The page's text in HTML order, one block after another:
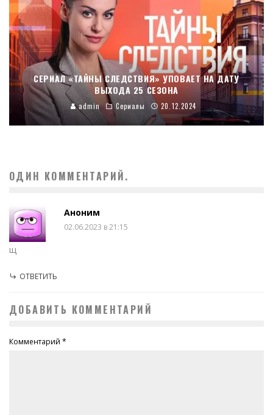
СЕРИАЛ «ТАЙНЫ СЛЕДСТВИЯ» УПОВАЕТ НА ДАТУ
ВЫХОДА 25 СЕЗОНА
admin Сериалы 20.12.2024
ОДИН КОММЕНТАРИЙ.
Аноним
02.06.2023 в 21:15
щ
ОТВЕТИТЬ
ДОБАВИТЬ КОММЕНТАРИЙ
Комментарий *